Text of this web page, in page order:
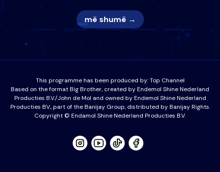
më shumë →
This programme has been produced by:Top Channel
Based on the format Big Brother, created by Endemol Shine Nederland
Producties B.V./John de Mol and owned by Endemol Shine Nederland
Producties BV., part of the Banijay Group, distributed by Banijay Rights.
Copyright © Endamol Shine Nederland Producties B.V.